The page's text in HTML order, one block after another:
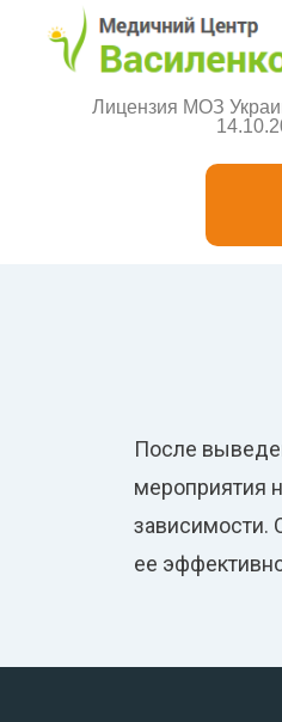
Лицензия МОЗ
После
мероприятия
зависимости.
ее